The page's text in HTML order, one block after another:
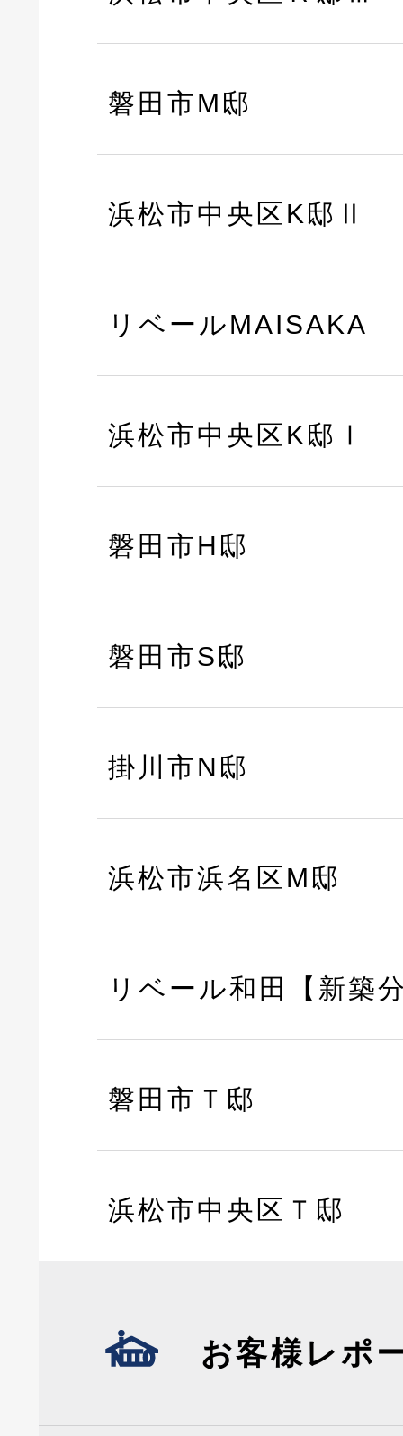
磐田市M邸
浜松市中央区K邸Ⅱ
リベールMAISAKA
浜松市中央区K邸Ⅰ
磐田市H邸
磐田市S邸
掛川市N邸
浜松市浜名区M邸
リベール和田【新築
磐田市Ｔ邸
浜松市中央区Ｔ邸
お客様レポ